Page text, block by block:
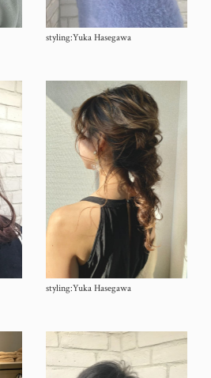
styling:Yuka Hasegawa
styling:Yuka Hasegawa